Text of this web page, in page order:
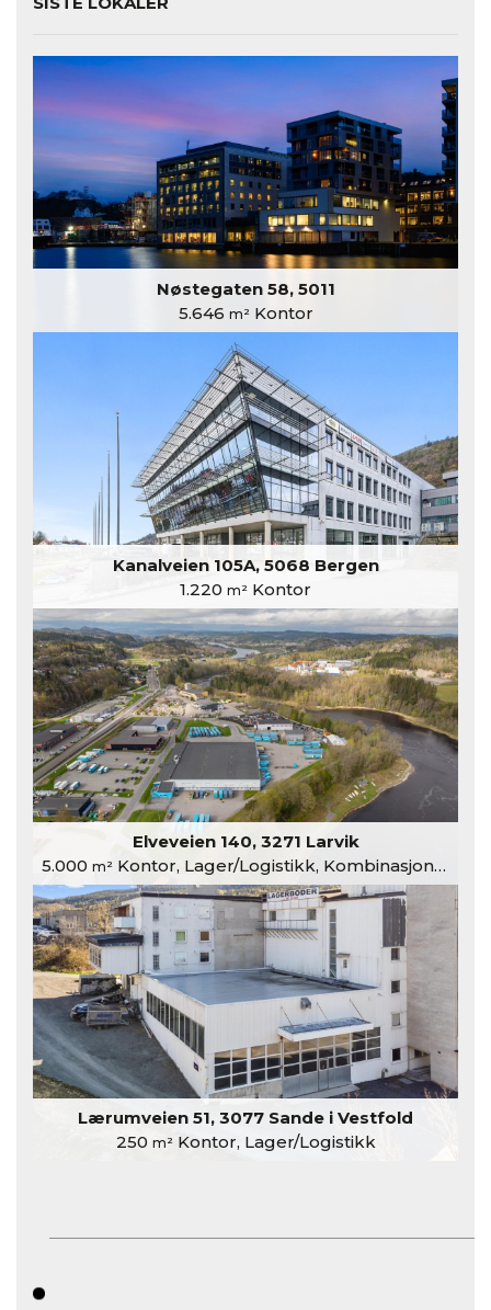
Nøstegaten 58, 5011
5.646 m²Kontor
Kanalveien 105A, 5068 Bergen
1.220 m² Kontor
Elveveien 140, 3271 Larvik
5.000 m²Kontor, Lager/Logistikk, Kombinasjonslokaler
Lærumveien 51, 3077 Sande i Vestfold
250 m²Kontor, Lager/Logistikk